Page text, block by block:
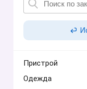
Пристрой
Одежда